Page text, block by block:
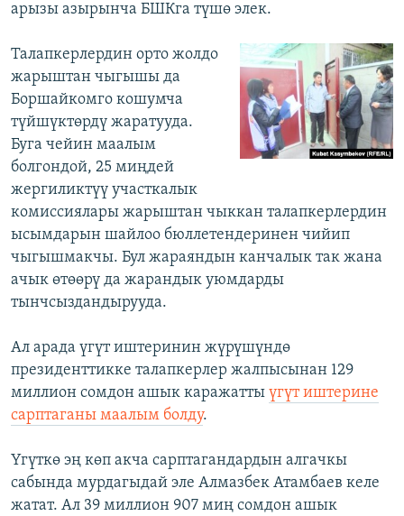
арызы азырынча БШКга түшө элек.
Талапкерлердин орто жолдо
жарыштан чыгышы да
Боршайкомго кошумча
түйшүктөрдү жаратууда.
Буга чейин маалым
болгондой, 25 миңдей
жергиликтүү участкалык
комиссиялары жарыштан чыккан талапкерлердин
ысымдарын шайлоо бюллетендеринен чийип
чыгышмакчы. Бул жараяндын канчалык так жана
ачык өтөөрү да жарандык уюмдарды
тынчсыздандырууда.
Ал арада үгүт иштеринин жүрүшүндө
президенттикке талапкерлер жалпысынан 129
миллион сомдон ашык каражатты үгүт иштерине
сарптаганы маалым болду.
Үгүткө эң көп акча сарптагандардын алгачкы
сабында мурдагыдай эле Алмазбек Атамбаев келе
жатат. Ал 39 миллион 907 миң сомдон ашык